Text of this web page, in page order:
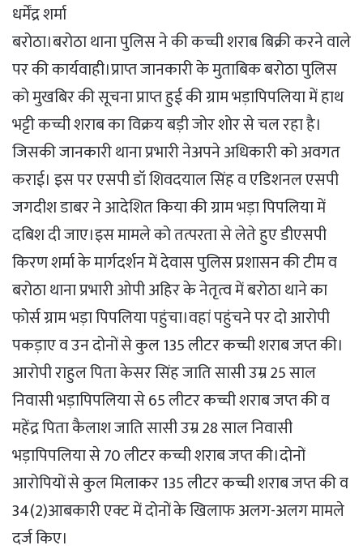
धर्मेंद्र शर्मा
बरोठा।बरोठा थाना पुलिस ने की कच्ची शराब बिक्री करने वाले
पर की कार्यवाही।प्राप्त जानकारी के मुताबिक बरोठा पुलिस
को मुखबिर की सूचना प्राप्त हुई की ग्राम भड़ापिपलिया में हाथ
भट्टी कच्ची शराब का विक्रय बड़ी जोर शोर से चल रहा है।
जिसकी जानकारी थाना प्रभारी नेअपने अधिकारी को अवगत
कराई। इस पर एसपी डॉ शिवदयाल सिंह व एडिशनल एसपी
जगदीश डाबर ने आदेशित किया की ग्राम भड़ा पिपलिया में
दबिश दी जाए।इस मामले को तत्परता से लेते हुए डीएसपी
किरण शर्मा के मार्गदर्शन में देवास पुलिस प्रशासन की टीम व
बरोठा थाना प्रभारी ओपी अहिर के नेतृत्व में बरोठा थाने का
फोर्स ग्राम भड़ा पिपलिया पहुंचा।वहां पहुंचने पर दो आरोपी
पकड़ाए व उन दोनों से कुल 135 लीटर कच्ची शराब जप्त की।
आरोपी राहुल पिता केसर सिंह जाति सासी उम्र 25 साल
निवासी भड़ापिपलिया से 65 लीटर कच्ची शराब जप्त की व
महेंद्र पिता कैलाश जाति सासी उम्र 28 साल निवासी
भड़ापिपलिया से 70 लीटर कच्ची शराब जप्त की।दोनों
आरोपियों से कुल मिलाकर 135 लीटर कच्ची शराब जप्त की व
34(2)आबकारी एक्ट में दोनों के खिलाफ अलग-अलग मामले
दर्ज किए।